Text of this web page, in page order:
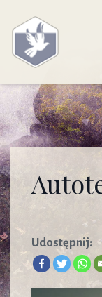
Udostępnij: